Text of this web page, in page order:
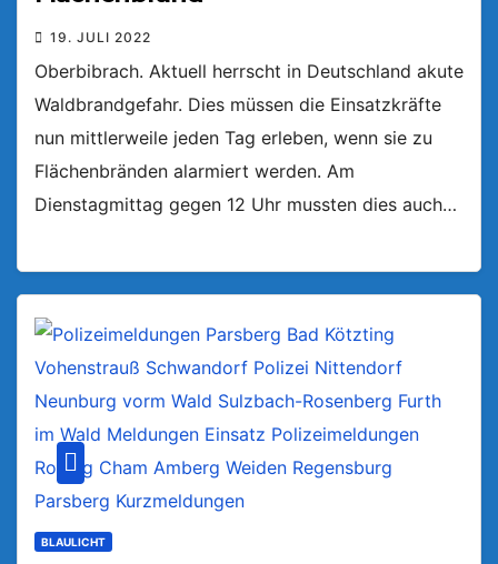
19. JULI 2022
Oberbibrach. Aktuell herrscht in Deutschland akute
Waldbrandgefahr. Dies müssen die Einsatzkräfte
nun mittlerweile jeden Tag erleben, wenn sie zu
Flächenbränden alarmiert werden. Am
Dienstagmittag gegen 12 Uhr mussten dies auch…
BLAULICHT